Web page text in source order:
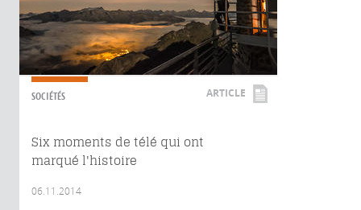
SOCIÉTÉS ARTICLE
Six moments de télé qui ont
marqué l'histoire
06.11.2014